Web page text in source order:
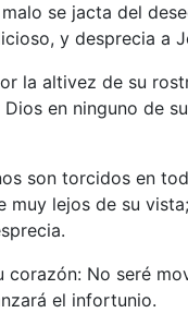
se jacta del
y desprecia a
la altivez de su
en ninguno de
son torcidos en
muy lejos de su
corazón: No seré
el infortunio.